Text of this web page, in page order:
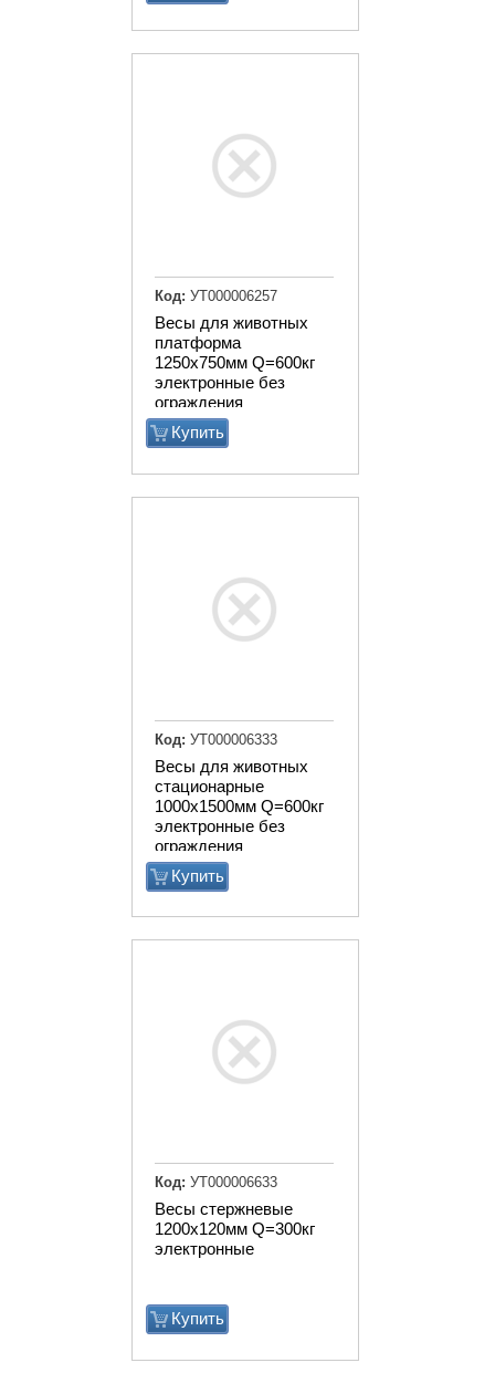
Весы для животных
платформа
1250х750мм Q=600кг
электронные без
ограждения
Купить
Код: УТ000006257
Весы для животных
стационарные
1000х1500мм Q=600кг
электронные без
ограждения
Купить
Код: УТ000006333
Весы стержневые
1200х120мм Q=300кг
электронные
Купить
Код: УТ000006633